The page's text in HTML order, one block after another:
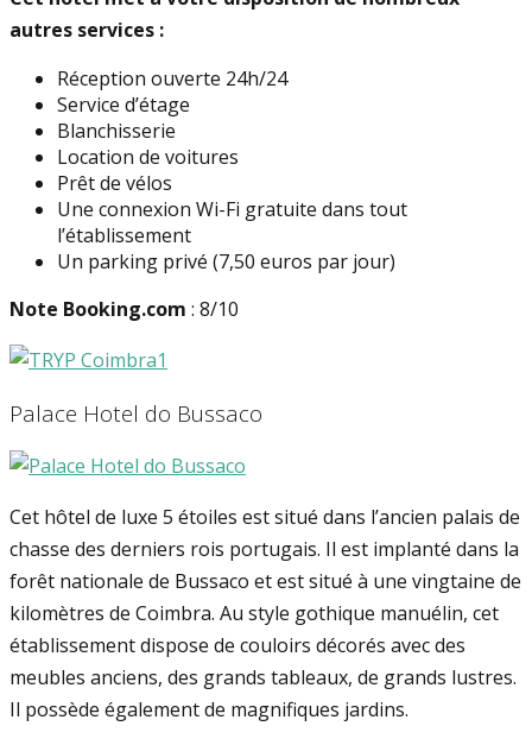
autres services :
Réception ouverte 24h/24
Service d’étage
Blanchisserie
Location de voitures
Prêt de vélos
Une connexion Wi-Fi gratuite dans tout
l’établissement
Un parking privé (7,50 euros par jour)
Note Booking.com : 8/10
Palace Hotel do Bussaco
Cet hôtel de luxe 5 étoiles est situé dans l’ancien palais de
chasse des derniers rois portugais. Il est implanté dans la
forêt nationale de Bussaco et est situé à une vingtaine de
kilomètres de Coimbra. Au style gothique manuélin, cet
établissement dispose de couloirs décorés avec des
meubles anciens, des grands tableaux, de grands lustres.
Il possède également de magnifiques jardins.